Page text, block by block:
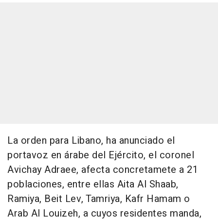
La orden para Libano, ha anunciado el
portavoz en árabe del Ejército, el coronel
Avichay Adraee, afecta concretamete a 21
poblaciones, entre ellas Aita Al Shaab,
Ramiya, Beit Lev, Tamriya, Kafr Hamam o
Arab Al Louizeh, a cuyos residentes manda,